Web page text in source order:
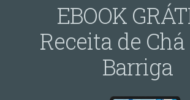
EBOOK
Receita de Chá
Barriga